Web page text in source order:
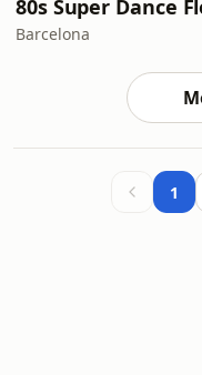
80s Super Dance
Barcelona
1